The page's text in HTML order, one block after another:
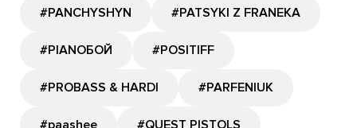
#PANCHYSHYN #PATSYKI Z FRANEKA
#PIANOБОЙ #POSITIFF
#PROBASS & HARDI #PARFENIUK